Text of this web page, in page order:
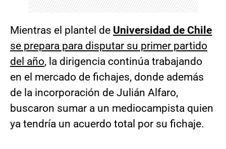
Mientras el plantel de Universidad de Chile
se prepara para disputar su primer partido
del año, la dirigencia continúa trabajando
en el mercado de fichajes, donde además
de la incorporación de Julián Alfaro,
buscaron sumar a un mediocampista quien
ya tendría un acuerdo total por su fichaje.